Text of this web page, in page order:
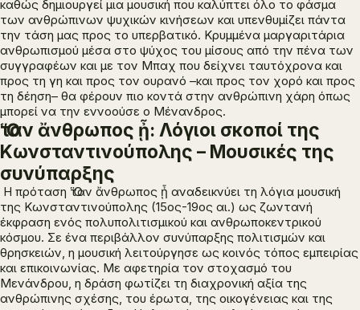
καθώς δημιουργεί μια μουσική που καλύπτει όλο το φάσμα
των ανθρώπινων ψυχικών κινήσεων και υπενθυμίζει πάντα
την τάση μας προς το υπερβατικό. Κρυμμένα μαργαριτάρια
ανθρωπισμού μέσα στο ψύχος του μίσους από την πένα των
συγγραφέων και με τον Μπαχ που δείχνει ταυτόχρονα και
προς τη γη και προς τον ουρανό –και προς τον χορό και προς
τη δέηση– θα φέρουν πιο κοντά στην ανθρώπινη χάρη όπως
μπορεί να την εννοούσε ο Μένανδρος.
Ὅταν ἄνθρωπος ᾖ: Λόγιοι σκοποί της
Κωνσταντινούπολης – Μουσικές της
συνύπαρξης
Η πρόταση Ὅταν ἄνθρωπος ᾖ αναδεικνύει τη λόγια μουσική
της Κωνσταντινούπολης (15ος-19ος αι.) ως ζωντανή
έκφραση ενός πολυπολιτισμικού και ανθρωποκεντρικού
κόσμου. Σε ένα περιβάλλον συνύπαρξης πολιτισμών και
θρησκειών, η μουσική λειτούργησε ως κοινός τόπος εμπειρίας
και επικοινωνίας. Με αφετηρία τον στοχασμό του
Μενάνδρου, η δράση φωτίζει τη διαχρονική αξία της
ανθρώπινης σχέσης, του έρωτα, της οικογένειας και της